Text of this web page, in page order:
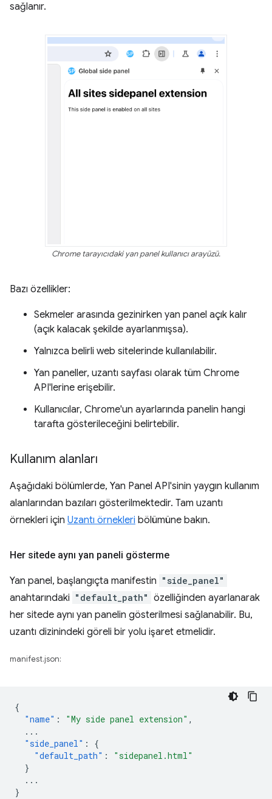
sağlanır.
Chrome tarayıcıdaki yan panel kullanıcı arayüzü.
Bazı özellikler:
Sekmeler arasında gezinirken yan panel açık kalır
(açık kalacak şekilde ayarlanmışsa).
Yalnızca belirli web sitelerinde kullanılabilir.
Yan paneller, uzantı sayfası olarak tüm Chrome
API'lerine erişebilir.
Kullanıcılar, Chrome'un ayarlarında panelin hangi
tarafta gösterileceğini belirtebilir.
Kullanım alanları
Aşağıdaki bölümlerde, Yan Panel API'sinin yaygın kullanım
alanlarından bazıları gösterilmektedir. Tam uzantı
örnekleri için Uzantı örnekleri bölümüne bakın.
Her sitede aynı yan paneli gösterme
Yan panel, başlangıçta manifestin "side_panel"
anahtarındaki "default_path" özelliğinden ayarlanarak
her sitede aynı yan panelin gösterilmesi sağlanabilir. Bu,
uzantı dizinindeki göreli bir yolu işaret etmelidir.
manifest.json:
{
"name" : "My side panel extension" ,
...
"side_panel" :
{
"default_path" :
"sidepanel.html"
}
...
}